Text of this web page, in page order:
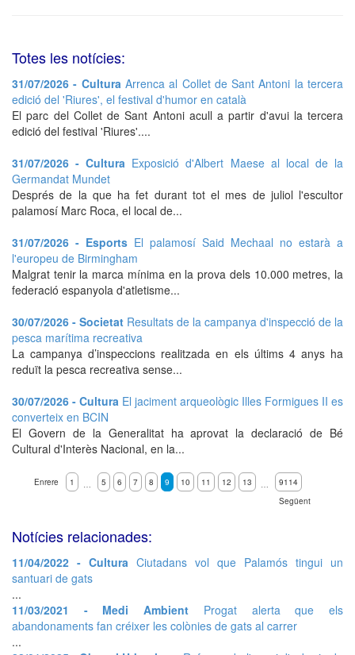
Totes les notícies:
31/07/2026 - Cultura Arrenca al Collet de Sant Antoni la tercera
edició del 'Riures', el festival d'humor en català
El parc del Collet de Sant Antoni acull a partir d'avui la tercera
edició del festival 'Riures'....
31/07/2026 - Cultura Exposició d'Albert Maese al local de la
Germandat Mundet
Després de la que ha fet durant tot el mes de juliol l'escultor
palamosí Marc Roca, el local de...
31/07/2026 - Esports El palamosí Said Mechaal no estarà a
l'europeu de Birmingham
Malgrat tenir la marca mínima en la prova dels 10.000 metres, la
federació espanyola d'atletisme...
30/07/2026 - Societat Resultats de la campanya d'inspecció de la
pesca marítima recreativa
La campanya d’inspeccions realitzada en els últims 4 anys ha
reduït la pesca recreativa sense...
30/07/2026 - Cultura El jaciment arqueològic Illes Formigues II es
converteix en BCIN
El Govern de la Generalitat ha aprovat la declaració de Bé
Cultural d'Interès Nacional, en la...
Enrere 1 … 5 6 7 8 9 10 11 12 13 …
9114
Següent
Notícies relacionades:
11/04/2022 - Cultura Ciutadans vol que Palamós tingui un
santuari de gats
...
11/03/2021 - Medi Ambient Progat alerta que els
abandonaments fan créixer les colònies de gats al carrer
...